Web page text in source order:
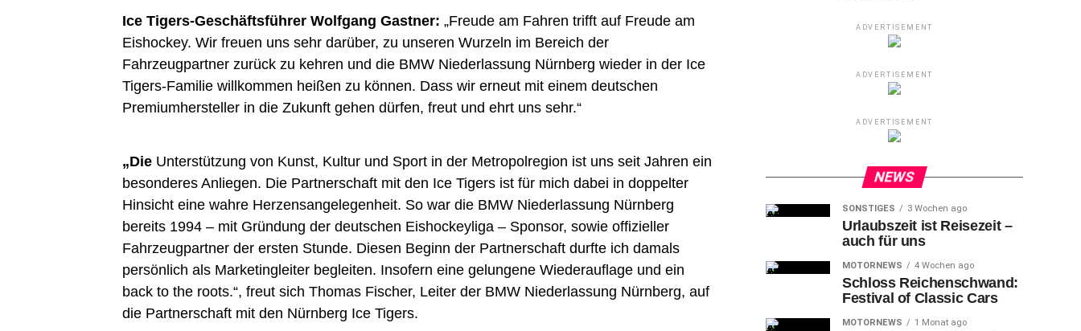
Ice Tigers-Geschäftsführer Wolfgang Gastner: „Freude am Fahren trifft auf Freude am
Eishockey. Wir freuen uns sehr darüber, zu unseren Wurzeln im Bereich der
Fahrzeugpartner zurück zu kehren und die BMW Niederlassung Nürnberg wieder in der Ice
Tigers-Familie willkommen heißen zu können. Dass wir erneut mit einem deutschen
Premiumhersteller in die Zukunft gehen dürfen, freut und ehrt uns sehr.“
„Die Unterstützung von Kunst, Kultur und Sport in der Metropolregion ist uns seit Jahren ein
besonderes Anliegen. Die Partnerschaft mit den Ice Tigers ist für mich dabei in doppelter
Hinsicht eine wahre Herzensangelegenheit. So war die BMW Niederlassung Nürnberg
bereits 1994 – mit Gründung der deutschen Eishockeyliga – Sponsor, sowie offizieller
Fahrzeugpartner der ersten Stunde. Diesen Beginn der Partnerschaft durfte ich damals
persönlich als Marketingleiter begleiten. Insofern eine gelungene Wiederauflage und ein
back to the roots.“, freut sich Thomas Fischer, Leiter der BMW Niederlassung Nürnberg, auf
die Partnerschaft mit den Nürnberg Ice Tigers.
ADVERTISEMENT
ADVERTISEMENT
ADVERTISEMENT
NEWS
SONSTIGES 3 Wochen ago
Urlaubszeit ist Reisezeit –
auch für uns
MOTORNEWS 4 Wochen ago
Schloss Reichenschwand:
Festival of Classic Cars
MOTORNEWS 1 Monat ago